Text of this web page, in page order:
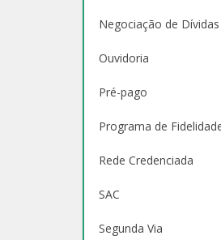
Negociação de Dívidas
Ouvidoria
Pré-pago
Programa de
Rede Credenciada
SAC
Segunda Via